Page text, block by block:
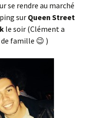
se rendre au marché
sur Queen Street
le soir (Clément a
famille 😉 )